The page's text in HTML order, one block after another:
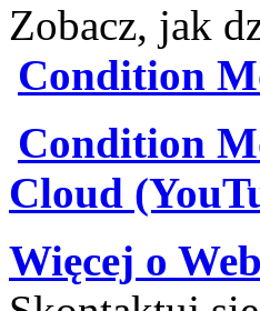
Zobacz, jak
Condition
Condition
Cloud
Więcej o